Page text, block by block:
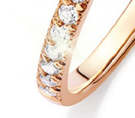
Tetamu; orang yang berziarah
Keutamaan
Kelebihan, ihsan